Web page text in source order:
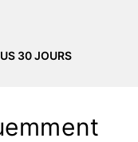
30 JOURS